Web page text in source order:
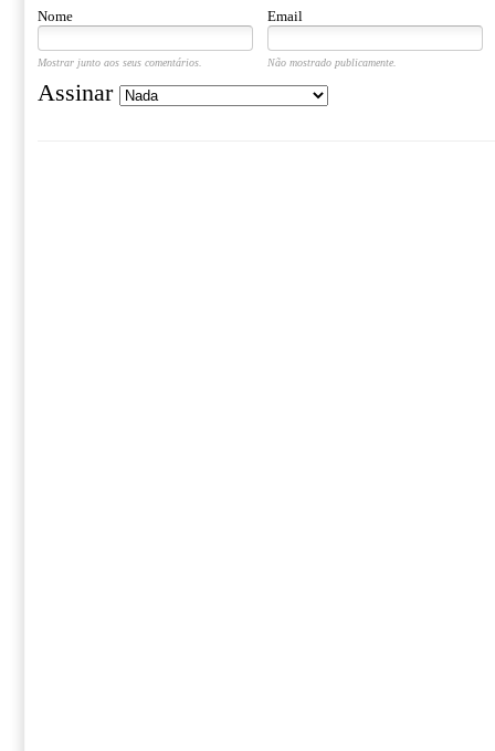
Nome Email
Mostrar junto aos seus comentários. Não mostrado publicamente.
Assinar